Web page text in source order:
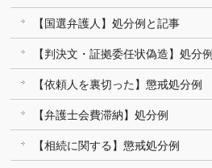
【国選弁護人】処分例と記事
【判決文・証拠委任状偽造】処分例
【依頼人を裏切った】懲戒処分例
【弁護士会費滞納】処分例
【相続に関する】懲戒処分例